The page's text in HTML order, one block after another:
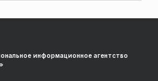
информационное агентство